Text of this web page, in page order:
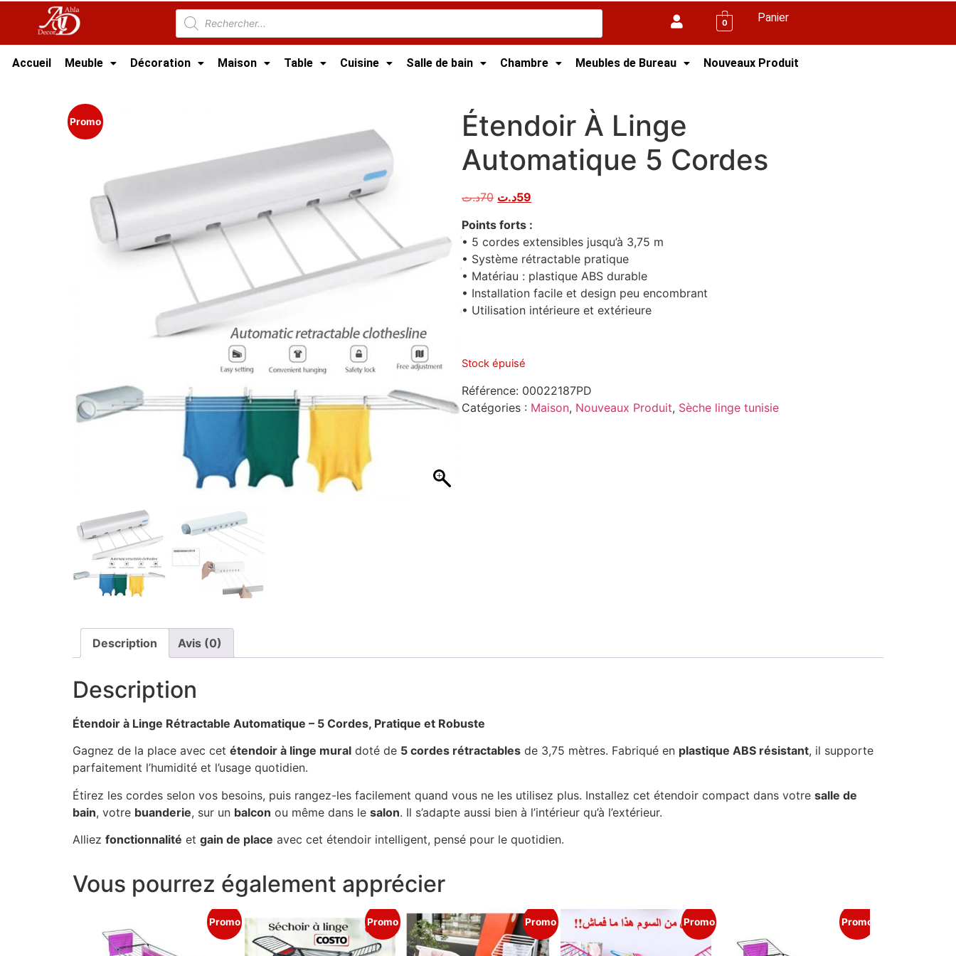
0 Panier
Accueil Meuble Décoration Maison Table Cuisine Salle de bain Chambre Meubles de Bureau Nouveaux Produit
Promo
Étendoir À Linge
Automatique 5 Cordes
70د.ت 59د.ت
Points forts :
• 5 cordes extensibles jusqu’à 3,75 m
• Système rétractable pratique
• Matériau : plastique ABS durable
• Installation facile et design peu encombrant
• Utilisation intérieure et extérieure
Stock épuisé
Référence: 00022187PD
Catégories : Maison, Nouveaux Produit, Sèche linge tunisie
Description Avis (0)
Description
Étendoir à Linge Rétractable Automatique – 5 Cordes, Pratique et Robuste
Gagnez de la place avec cet étendoir à linge mural doté de 5 cordes rétractables de 3,75 mètres. Fabriqué en plastique ABS résistant, il supporte
parfaitement l’humidité et l’usage quotidien.
Étirez les cordes selon vos besoins, puis rangez-les facilement quand vous ne les utilisez plus. Installez cet étendoir compact dans votre salle de
bain, votre buanderie, sur un balcon ou même dans le salon. Il s’adapte aussi bien à l’intérieur qu’à l’extérieur.
Alliez fonctionnalité et gain de place avec cet étendoir intelligent, pensé pour le quotidien.
Vous pourrez également apprécier
Promo Promo Promo Promo Promo